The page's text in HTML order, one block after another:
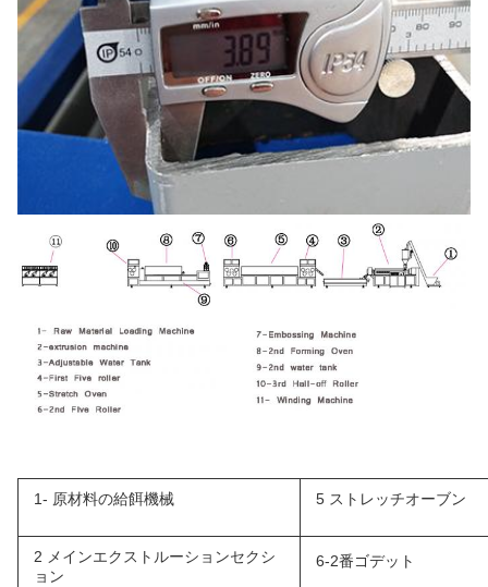
1- 原材料の給餌機械 5 ストレッチオーブン
2 メインエクストルーションセクシ
ョン
6-2番ゴデット